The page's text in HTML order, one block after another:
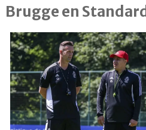
Brugge en